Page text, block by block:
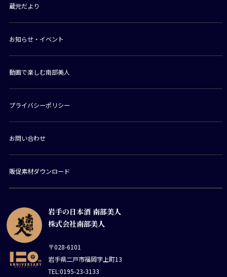
岩手の日本酒 南部美人
株式会社南部美人
〒028-6101
岩手県二戸市福岡字上町13
TEL:0195-23-3133
蔵元だより
お知らせ・イベント
動画で楽しむ南部美人
プライバシーポリシー
お問い合わせ
販促素材ダウンロード